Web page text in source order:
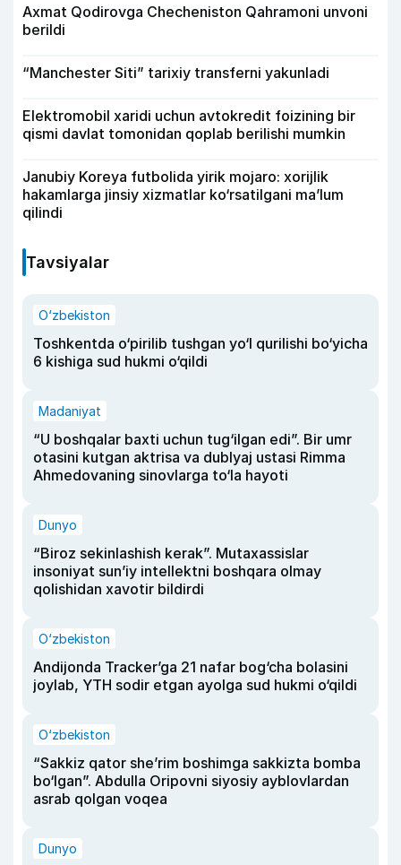
Axmat Qodirovga Checheniston Qahramoni unvoni
berildi
“Manchester Siti” tarixiy transferni yakunladi
Elektromobil xaridi uchun avtokredit foizining bir
qismi davlat tomonidan qoplab berilishi mumkin
Janubiy Koreya futbolida yirik mojaro: xorijlik
hakamlarga jinsiy xizmatlar ko‘rsatilgani ma’lum
qilindi
Tavsiyalar
O‘zbekiston
Toshkentda o‘pirilib tushgan yo‘l qurilishi bo‘yicha
6 kishiga sud hukmi o‘qildi
Madaniyat
“U boshqalar baxti uchun tug‘ilgan edi”. Bir umr
otasini kutgan aktrisa va dublyaj ustasi Rimma
Ahmedovaning sinovlarga to‘la hayoti
Dunyo
“Biroz sekinlashish kerak”. Mutaxassislar
insoniyat sun’iy intellektni boshqara olmay
qolishidan xavotir bildirdi
O‘zbekiston
Andijonda Tracker’ga 21 nafar bog‘cha bolasini
joylab, YTH sodir etgan ayolga sud hukmi o‘qildi
O‘zbekiston
“Sakkiz qator she’rim boshimga sakkizta bomba
bo‘lgan”. Abdulla Oripovni siyosiy ayblovlardan
asrab qolgan voqea
Dunyo